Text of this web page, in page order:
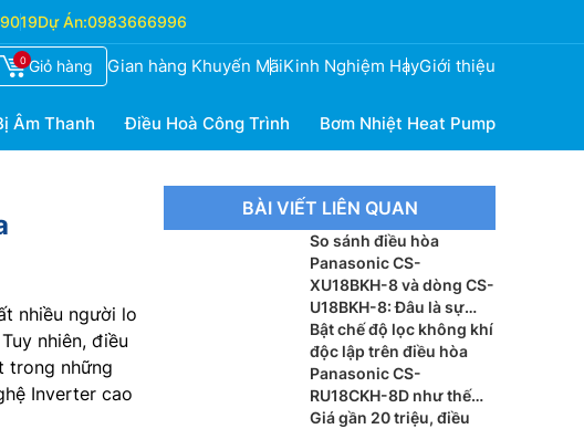
Dự Án:0983666996
0 Giỏ hàng Gian hàng Khuyến MãiKinh Nghiệm HayGiới thiệu
Âm Thanh Điều Hoà Công Trình Bơm Nhiệt Heat Pump
nhiều người lo
nhiên, điều
trong những
Inverter cao
BÀI VIẾT LIÊN QUAN
So sánh điều hòa
Panasonic CS-
XU18BKH-8 và dòng CS-
U18BKH-8: Đâu là sự
khác biệt?
Bật chế độ lọc không khí
độc lập trên điều hòa
Panasonic CS-
RU18CKH-8D như thế
nào?
Giá gần 20 triệu, điều